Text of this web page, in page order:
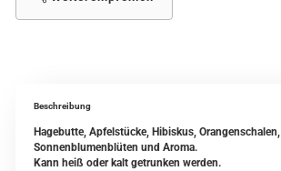
Beschreibung
Hagebutte, Apfelstücke, Hibiskus, Orangenschalen,
Sonnenblumenblüten und Aroma.
Kann heiß oder kalt getrunken werden.